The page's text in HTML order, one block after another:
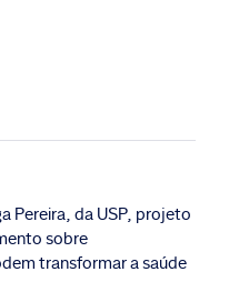
Pereira, da USP, projeto
sobre
transformar a saúde